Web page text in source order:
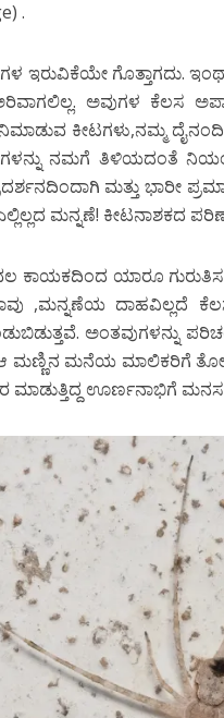
.
ಇರುವಿಕೆಯೇ ಗೊತ್ತಾಗದು.
ಅವುಗಳ ಕೆಲಸ
ಕೀಟಗಳು,ನಮ್ಮ
ನಮಗೆ ತಿಳಿಯದಂತೆ
ಮತ್ತು ಭಾರೀ
ಮನ್ನಣೆ! ಕೀಟನಾಶಕದ
ಕಾಯಕದಿಂದ ಯಾರೂ
,ಮನ್ನಣೆಯ ದಾಹವಿಲ್ಲದೆ
ಅಂತವುಗಳನ್ನು
ಆ ಮಣ್ಣಿನ ಮನೆಯ ಮಾಲಿಕರಿಗೆ
ಊರ್ಣನಾಭಿಗೆ